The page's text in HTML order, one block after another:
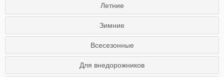
Летние
Зимние
Всесезонные
Для внедорожников